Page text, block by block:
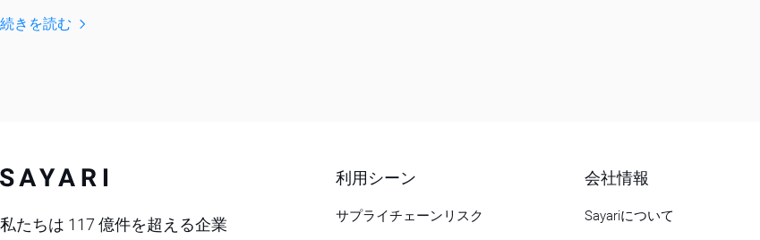
続きを読む
私たちは 117 億件を超える企業
利用シーン
サプライチェーンリスク
会社情報
Sayariについて